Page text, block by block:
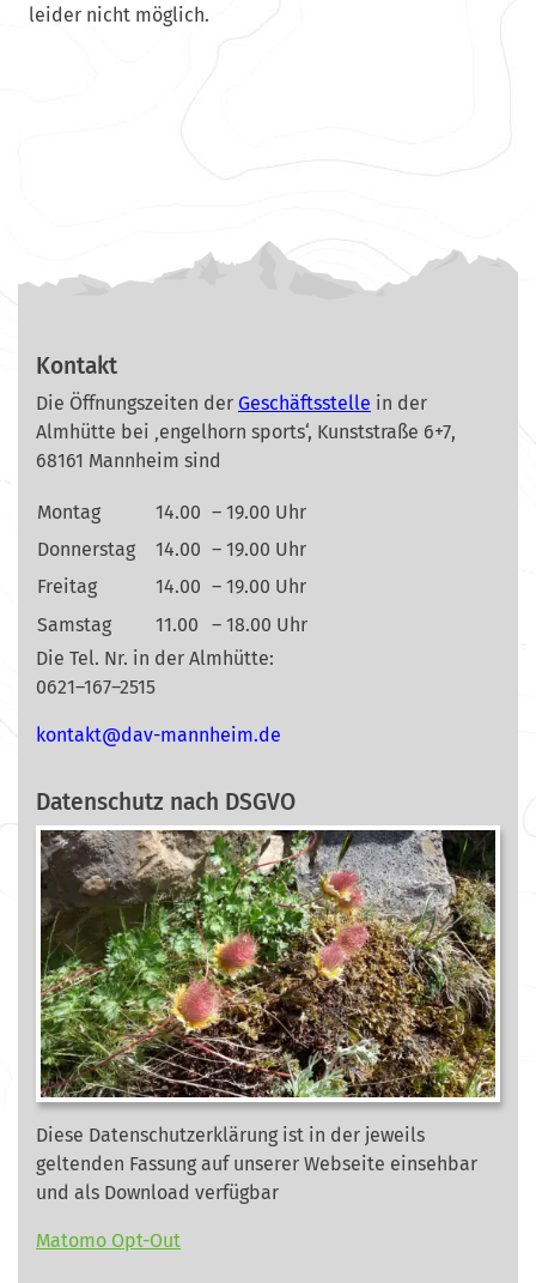
leider nicht möglich.
Kontakt
Die Öffnungszeiten der Geschäftsstelle in der
Almhütte bei ‚engelhorn sports‘, Kunststraße 6+7,
68161 Mannheim sind
Montag 14.00 – 19.00 Uhr
Donnerstag
14.00 – 19.00 Uhr
Freitag
14.00 – 19.00 Uhr
Samstag
11.00
– 18.00 Uhr
Die Tel. Nr. in der Almhütte:
0621–167–2515
ed.mi
ehnna
m-vad
@tkat
nok
Datenschutz nach DSGVO
Diese Datenschutzerklärung ist in der jeweils
geltenden Fassung auf unserer Webseite einsehbar
und als Download verfügbar
Matomo Opt-Out